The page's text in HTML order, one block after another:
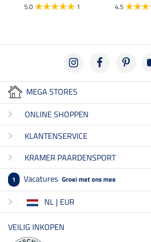
5.0 1 4.5
MEGA STORES
ONLINE SHOPPEN
KLANTENSERVICE
KRAMER PAARDENSPORT
1 Vacatures Groei met ons mee
NL | EUR
VEILIG INKOPEN